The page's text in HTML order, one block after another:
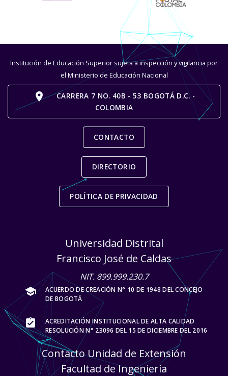
Institución de Educación Superior sujeta a inspección y vigilancia por
el Ministerio de Educación Nacional
place
CARRERA 7 NO. 40B - 53 BOGOTÁ D.C. -
COLOMBIA
CONTACTO
DIRECTORIO
POLÍTICA DE PRIVACIDAD
Universidad Distrital
Francisco José de Caldas
NIT. 899.999.230.7
school
ACUERDO DE CREACIÓN N° 10 DE 1948 DEL CONCEJO
DE BOGOTÁ
assignment_turned_in
ACREDITACIÓN INSTITUCIONAL DE ALTA CALIDAD
RESOLUCIÓN N° 23096 DEL 15 DE DICIEMBRE DEL 2016
Contacto Unidad de Extensión
Facultad de Ingeniería